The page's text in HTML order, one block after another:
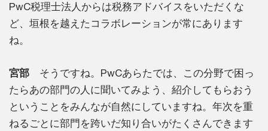
PwC税理士法人からは税務アドバイスをいただくな
ど、垣根を越えたコラボレーションが常にあります
ね。
宮部 そうですね。PwCあらたでは、この分野で困っ
たらあの部門の人に聞いてみよう、紹介してもらおう
ということをみんなが自然にしていますね。年次を重
ねるごとに部門を跨いだ知り合いがたくさんできます